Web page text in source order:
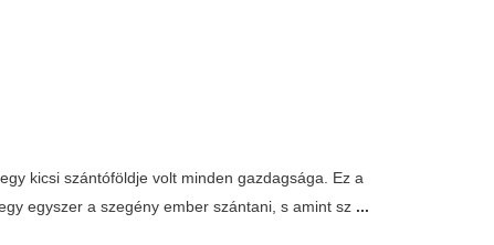
kicsi szántóföldje volt minden gazdagsága. Ez a
egyszer a szegény ember szántani, s amint sz ...